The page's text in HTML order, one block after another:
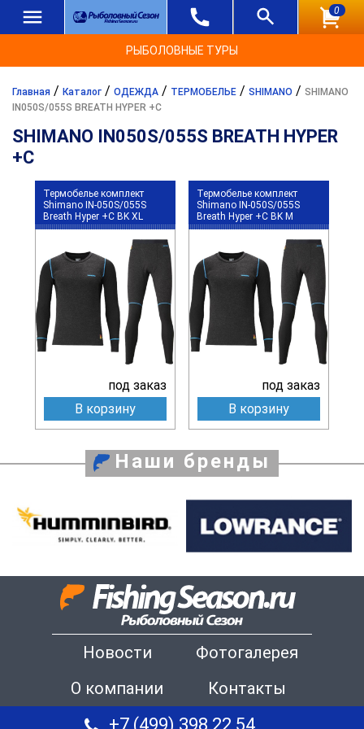
0
РЫБОЛОВНЫЕ ТУРЫ
Главная / Каталог / ОДЕЖДА / ТЕРМОБЕЛЬЕ / SHIMANO / SHIMANO
IN050S/055S BREATH HYPER +C
SHIMANO IN050S/055S BREATH HYPER
+C
Термобелье комплект
Shimano IN-050S/055S
Breath Hyper +C BK XL
под заказ
В корзину
Термобелье комплект
Shimano IN-050S/055S
Breath Hyper +C BK M
под заказ
В корзину
Наши бренды
Новости
Фотогалерея
О компании
Контакты
+7 (499) 398 22 54